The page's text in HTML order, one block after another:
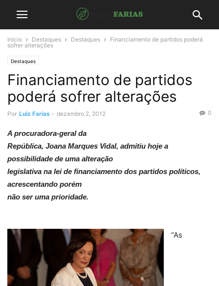
Início Destaques Destaques
Financiamento de partidos poderá
sofrer alterações
Destaques
Financiamento de partidos
poderá sofrer alterações
Por Luiz Farias - dezembro 2, 2012 0
A procuradora-geral da
República, Joana Marques Vidal, admitiu hoje a
possibilidade de uma alteração
legislativa na lei de financiamento dos partidos políticos,
acrescentando porém
não ser uma prioridade.
“As